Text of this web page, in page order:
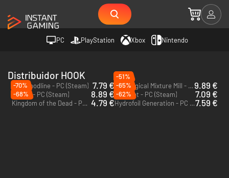
PC PlayStation Xbox Nintendo
Distribuidor HOOK
The Bloodline - PC (Steam) 7.79 €
-51%
The Magical Mixture Mill - PC (Steam)9.89 €
-70%
Unholy - PC (Steam)
8.89 €
-65%
Madshot - PC (Steam)
7.09 €
-68%
Kingdom of the Dead - PC (Steam) 4.79 €
-62%
Hydrofoil Generation - PC (Steam)7.59 €